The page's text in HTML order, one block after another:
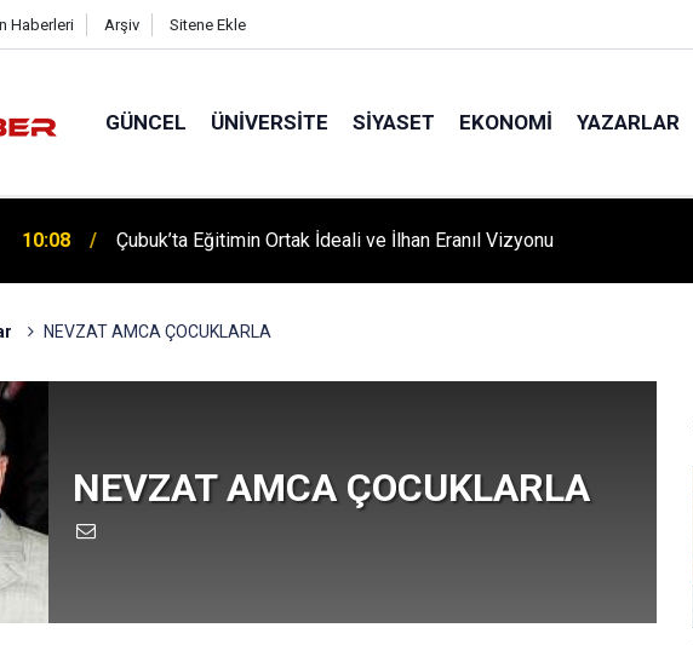
Haberleri Arşiv Sitene Ekle
GÜNCEL ÜNIVERSITE SIYASET EKONOMI YAZARLAR
10:08 Çubuk’ta Eğitimin Ortak İdeali ve İlhan Eranıl Vizyonu
NEVZAT AMCA ÇOCUKLARLA
NEVZAT AMCA ÇOCUKLARLA